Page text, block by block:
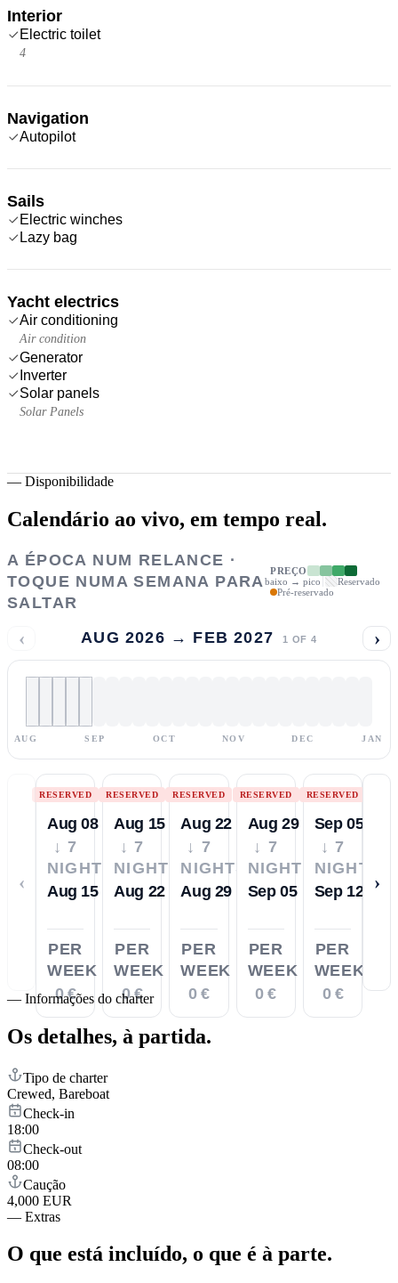
Interior
Electric toilet
4
Navigation
Autopilot
Sails
Electric winches
Lazy bag
Yacht electrics
Air conditioning
Air condition
Generator
Inverter
Solar panels
Solar Panels
— Disponibilidade
Calendário ao vivo, em tempo real.
A ÉPOCA NUM RELANCE ·
TOQUE NUMA SEMANA PARA
SALTAR
PREÇO
baixo → pico
Reservado
Pré-reservado
‹ AUG 2026 → FEB 2027 1 OF 4 ›
AUG SEP OCT NOV DEC JAN
‹
RESERVED
Aug 08
↓ 7
NIGHTS
Aug 15
PER
WEEK
0 €
RESERVED
Aug 15
↓ 7
NIGHTS
Aug 22
PER
WEEK
0 €
RESERVED
Aug 22
↓ 7
NIGHTS
Aug 29
PER
WEEK
0 €
RESERVED
Aug 29
↓ 7
NIGHTS
Sep 05
PER
WEEK
0 €
RESERVED
Sep 05
↓ 7
NIGHTS
Sep 12
PER
WEEK
0 €
›
— Informações do charter
Os detalhes, à partida.
Tipo de charter
Crewed, Bareboat
Check-in
18:00
Check-out
08:00
Caução
4,000 EUR
— Extras
O que está incluído, o que é à parte.